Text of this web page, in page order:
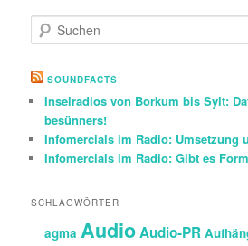
u
h
SOUNDFACTS
Inselradios von Borkum bis Sylt:
besünners!
Infomercials im Radio: Umsetzung
Infomercials im Radio: Gibt es
SCHLAGWÖRTER
agma AudioAudio-PR